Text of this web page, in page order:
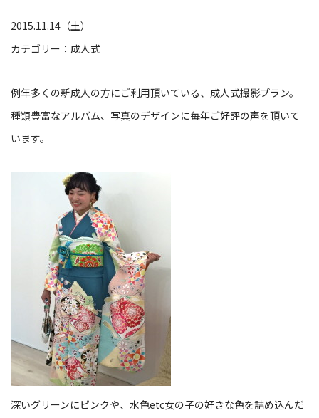
2015.11.14（土）
カテゴリー： 成人式
例年多くの新成人の方にご利用頂いている、成人式撮影プラン。
種類豊富なアルバム、写真のデザインに毎年ご好評の声を頂いて
います。
深いグリーンにピンクや、水色etc女の子の好きな色を詰め込んだ